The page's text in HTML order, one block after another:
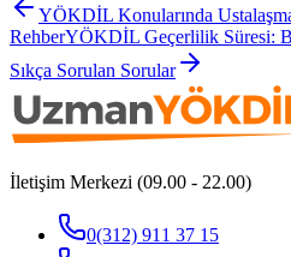
YÖKDİL Konularında
RehberYÖKDİL Geçerlilik Süresi:
Sıkça Sorulan Sorular
İletişim Merkezi (09.00 - 22.00)
0(312) 911 37 15